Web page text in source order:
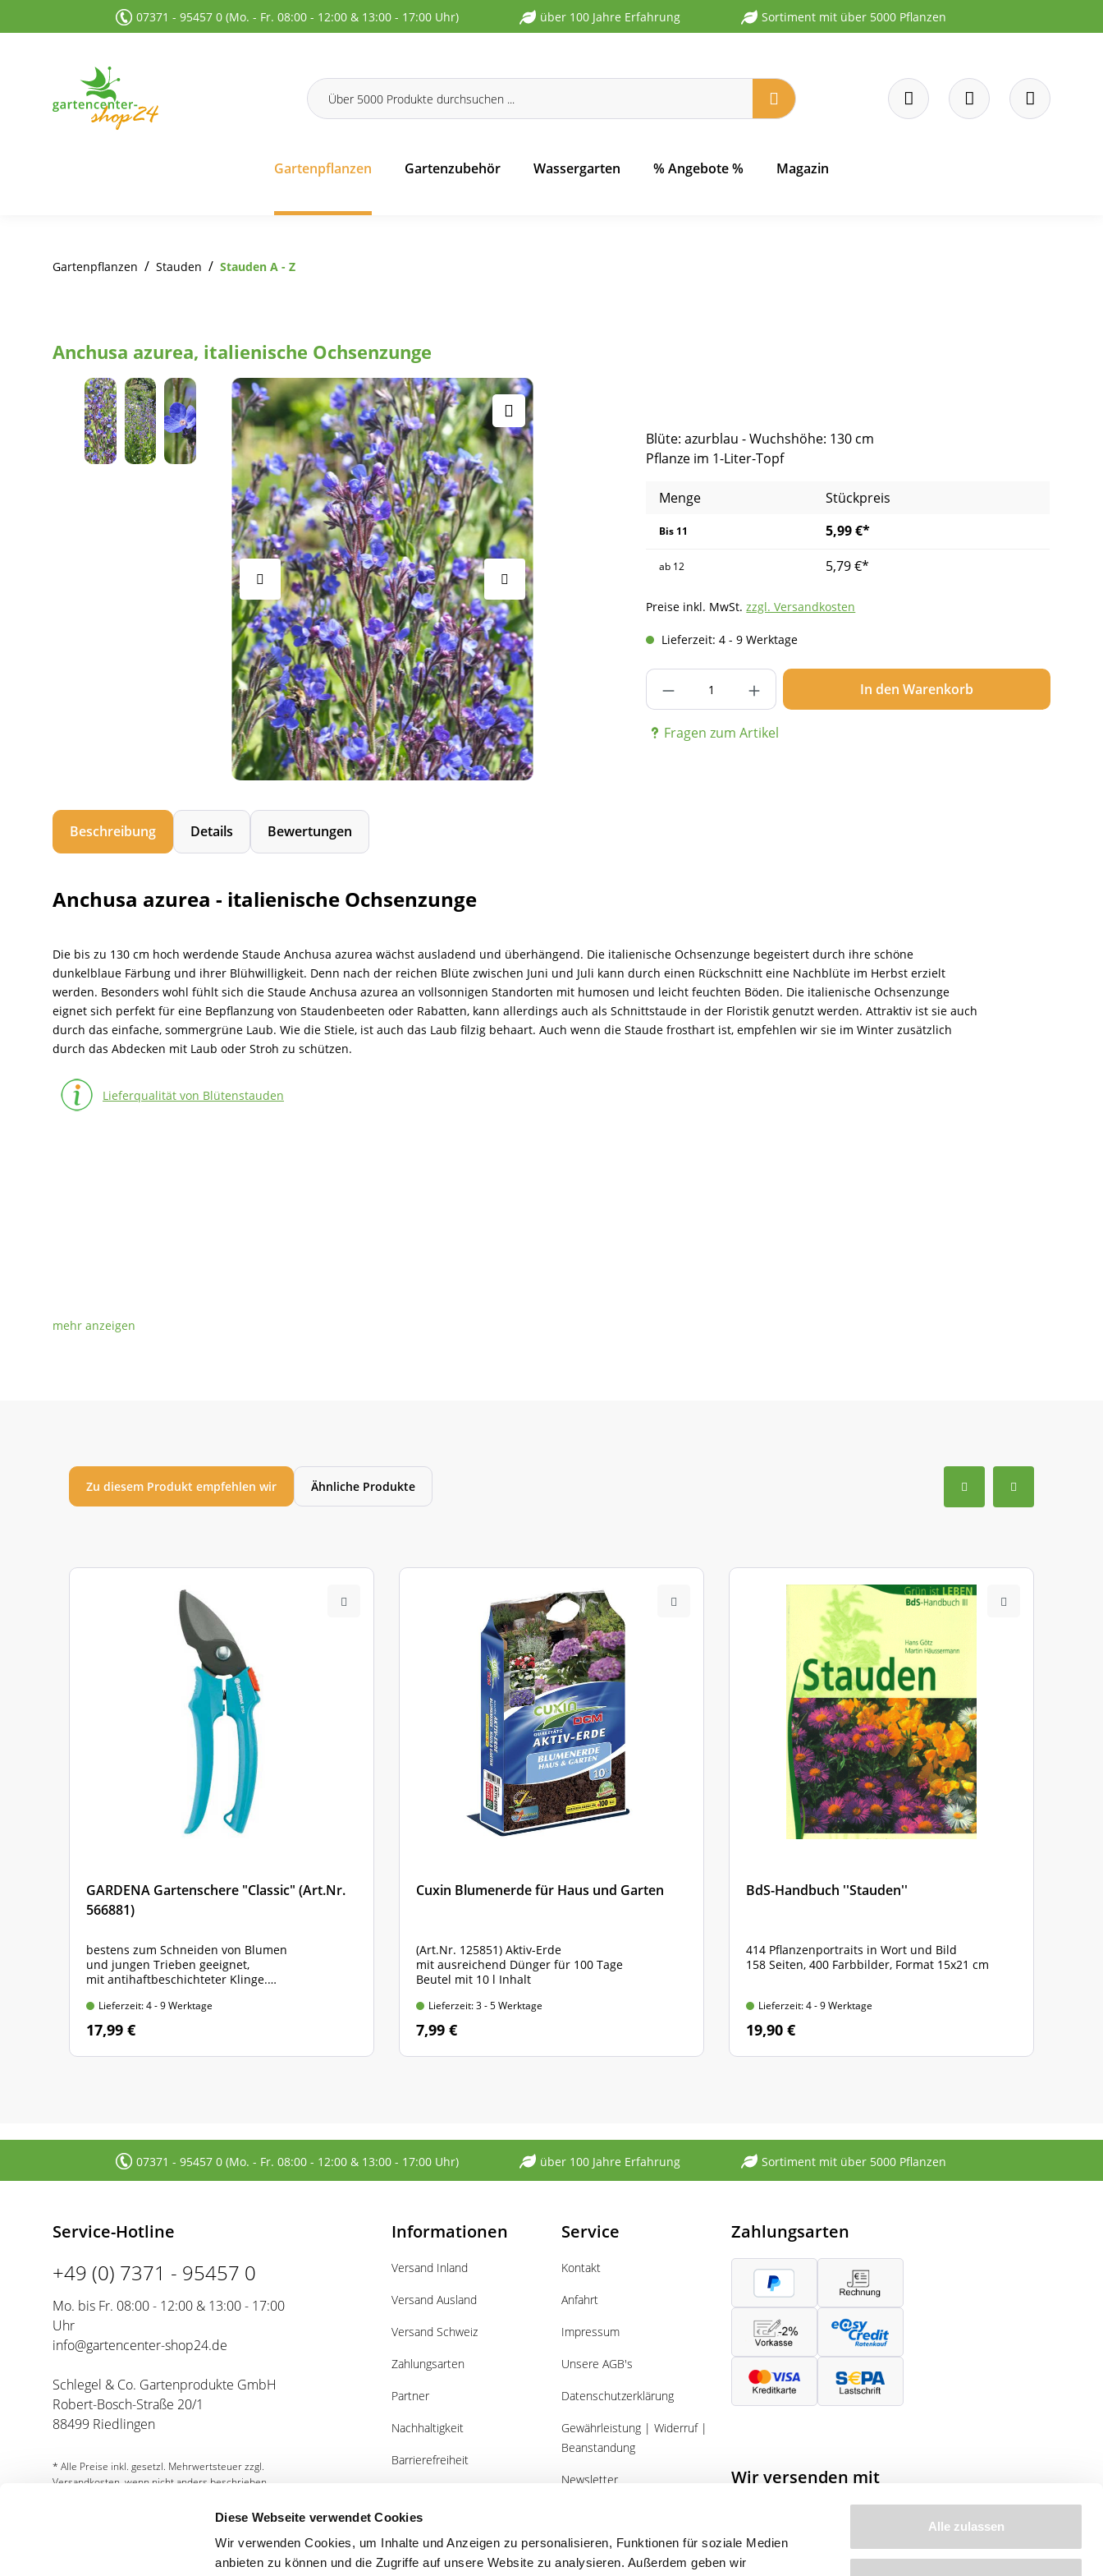
Diese Webseite verwendet Cookies
Wir verwenden Cookies, um Inhalte und Anzeigen zu personalisieren, Funktionen für soziale Medien
anbieten zu können und die Zugriffe auf unsere Website zu analysieren. Außerdem geben wir
Alle zulassen
Zur Hauptnavigation springen
07371 - 95457 0 (Mo. - Fr. 08:00 - 12:00 & 13:00 - 17:00 Uhr) über 100 Jahre Erfahrung Sortiment mit über 5000 Pflanzen
Gartenpflanzen Gartenzubehör Wassergarten % Angebote % Magazin
Gartenpflanzen / Stauden / Stauden A - Z
Anchusa azurea, italienische Ochsenzunge
Blüte: azurblau - Wuchshöhe: 130 cm
Pflanze im 1-Liter-Topf
Menge Stückpreis
Bis 11 5,99 €*
ab 12 5,79 €*
Preise inkl. MwSt.zzgl. Versandkosten
Lieferzeit: 4 - 9 Werktage
Produkt Anzahl: Gib den gewünschten Wert ein
In den Warenkorb
Fragen zum Artikel
Beschreibung Details Bewertungen
Anchusa azurea - italienische Ochsenzunge
Die bis zu 130 cm hoch werdende Staude Anchusa azurea wächst ausladend und überhängend. Die italienische Ochsenzunge begeistert durch ihre schöne
dunkelblaue Färbung und ihrer Blühwilligkeit. Denn nach der reichen Blüte zwischen Juni und Juli kann durch einen Rückschnitt eine Nachblüte im Herbst erzielt
werden. Besonders wohl fühlt sich die Staude Anchusa azurea an vollsonnigen Standorten mit humosen und leicht feuchten Böden. Die italienische Ochsenzunge
eignet sich perfekt für eine Bepflanzung von Staudenbeeten oder Rabatten, kann allerdings auch als Schnittstaude in der Floristik genutzt werden. Attraktiv ist sie auch
durch das einfache, sommergrüne Laub. Wie die Stiele, ist auch das Laub filzig behaart. Auch wenn die Staude frosthart ist, empfehlen wir sie im Winter zusätzlich
durch das Abdecken mit Laub oder Stroh zu schützen.
Lieferqualität von Blütenstauden
Zu diesem Produkt empfehlen wir Ähnliche Produkte
GARDENA Gartenschere "Classic" (Art.Nr.
566881)
bestens zum Schneiden von Blumen
und jungen Trieben geeignet,
mit antihaftbeschichteter Klinge.
Lieferzeit: 4 - 9 Werktage
17,99 €
Cuxin Blumenerde für Haus und Garten
(Art.Nr. 125851) Aktiv-Erde
mit ausreichend Dünger für 100 Tage
Beutel mit 10 l Inhalt
Lieferzeit: 3 - 5 Werktage
7,99 €
BdS-Handbuch ''Stauden''
414 Pflanzenportraits in Wort und Bild
158 Seiten, 400 Farbbilder, Format 15x21 cm
Lieferzeit: 4 - 9 Werktage
19,90 €
07371 - 95457 0 (Mo. - Fr. 08:00 - 12:00 & 13:00 - 17:00 Uhr) über 100 Jahre Erfahrung Sortiment mit über 5000 Pflanzen
Service-Hotline
+49 (0) 7371 - 95457 0
Mo. bis Fr. 08:00 - 12:00 & 13:00 - 17:00
Uhr
info@gartencenter-shop24.de
Schlegel & Co. Gartenprodukte GmbH
Robert-Bosch-Straße 20/1
88499 Riedlingen
* Alle Preise inkl. gesetzl. Mehrwertsteuer zzgl.
Versandkosten, wenn nicht anders beschrieben.
Informationen
Versand Inland
Versand Ausland
Versand Schweiz
Zahlungsarten
Partner
Nachhaltigkeit
Barrierefreiheit
Service
Kontakt
Anfahrt
Impressum
Unsere AGB's
Datenschutzerklärung
Gewährleistung | Widerruf |
Beanstandung
Newsletter
Zahlungsarten
Wir versenden mit